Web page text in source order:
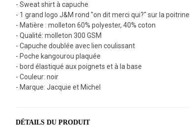
- Sweat shirt à capuche
- 1 grand logo J&M rond "on dit merci qui?" sur la poitrine
- Matière : molleton 60% polyester, 40% coton
- Qualité: molleton 300 GSM
- Capuche doublée avec lien coulissant
- Poche kangourou plaquée
- bord élastiqué aux poignets et à la base
- Couleur: noir
- Marque: Jacquie et Michel
DÉTAILS DU PRODUIT